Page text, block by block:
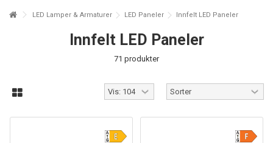
LED Lamper & Armaturer LED Paneler Innfelt LED Paneler
Innfelt LED Paneler
71 produkter